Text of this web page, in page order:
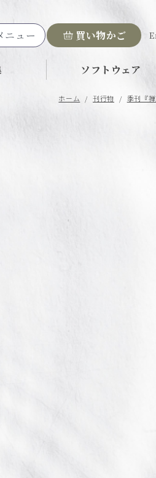
ニュー 買い物かご
ソフトウェア
ホーム / 刊行物 / 季刊『禅